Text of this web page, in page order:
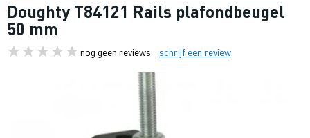
Doughty T84121 Rails plafondbeugel
50 mm
nog geen reviews schrijf een review